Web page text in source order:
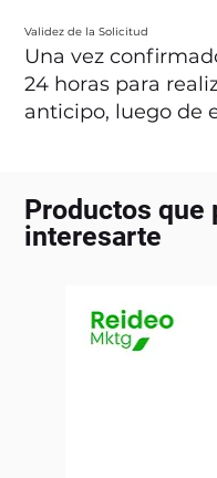
Validez de la Solicitud
Una vez
24 horas para
anticipo, luego de
Productos que
interesarte